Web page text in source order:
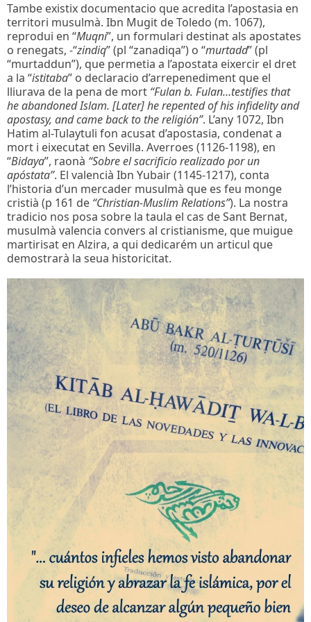
Tambe existix documentacio que acredita l’apostasia en
territori musulmà. Ibn Mugit de Toledo (m. 1067),
reprodui en “Muqni”, un formulari destinat als apostates
o renegats, -“zindiq” (pl “zanadiqa”) o “murtadd” (pl
“murtaddun”), que permetia a l’apostata eixercir el dret
a la “istitaba” o declaracio d’arrepenediment que el
lliurava de la pena de mort “Fulan b. Fulan…testifies that
he abandoned Islam. [Later] he repented of his infidelity and
apostasy, and came back to the religión”. L’any 1072, Ibn
Hatim al-Tulaytuli fon acusat d’apostasia, condenat a
mort i eixecutat en Sevilla. Averroes (1126-1198), en
“Bidaya”, raonà “Sobre el sacrificio realizado por un
apóstata”. El valencià Ibn Yubair (1145-1217), conta
l’historia d’un mercader musulmà que es feu monge
cristià (p 161 de “Christian-Muslim Relations”). La nostra
tradicio nos posa sobre la taula el cas de Sant Bernat,
musulmà valencia convers al cristianisme, que muigue
martirisat en Alzira, a qui dedicarém un articul que
demostrarà la seua historicitat.